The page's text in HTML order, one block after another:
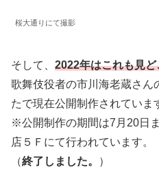
桜大通りにて撮影
そして、 2022年はこれも見ど
歌舞伎役者の市川海老蔵さん
たで現在公開制作されていま
※公開制作の期間は7月20日
店５Ｆにて行われています。
（終了しました。 ）